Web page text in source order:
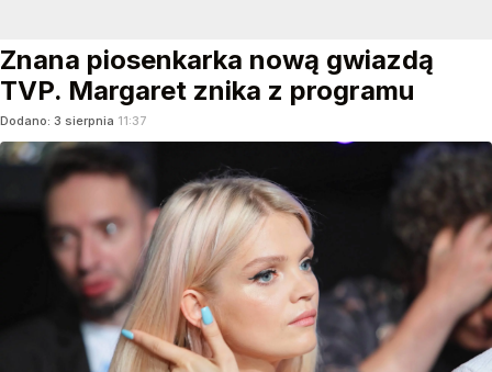
Znana piosenkarka nową gwiazdą
TVP. Margaret znika z programu
Dodano: 3 sierpnia 11:37